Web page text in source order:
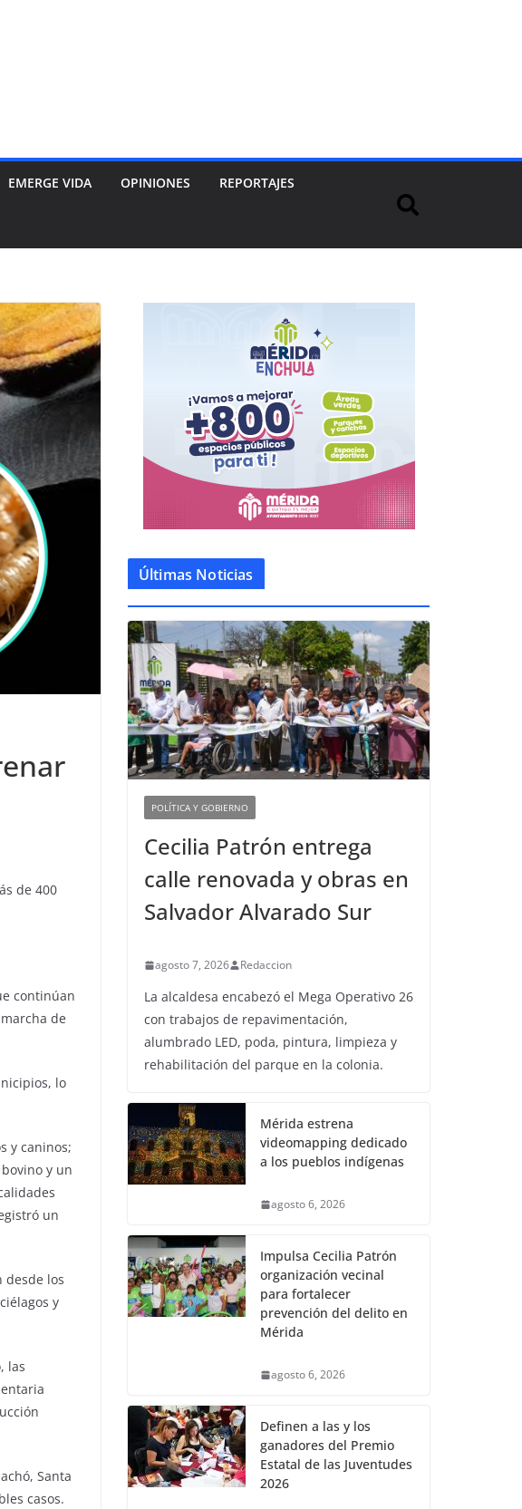
EMERGE VIDA OPINIONES REPORTAJES
de 400
continúan
de
lo
y caninos;
y un
un
desde los
y
las
Santa
casos.
Últimas Noticias
POLÍTICA Y GOBIERNO
Cecilia Patrón entrega
calle renovada y obras en
Salvador Alvarado Sur
agosto 7, 2026 Redaccion
La alcaldesa encabezó el Mega Operativo 26
con trabajos de repavimentación,
alumbrado LED, poda, pintura, limpieza y
rehabilitación del parque en la colonia.
Mérida estrena
videomapping dedicado
a los pueblos indígenas
agosto 6, 2026
Impulsa Cecilia Patrón
organización vecinal
para fortalecer
prevención del delito en
Mérida
agosto 6, 2026
Definen a las y los
ganadores del Premio
Estatal de las Juventudes
2026